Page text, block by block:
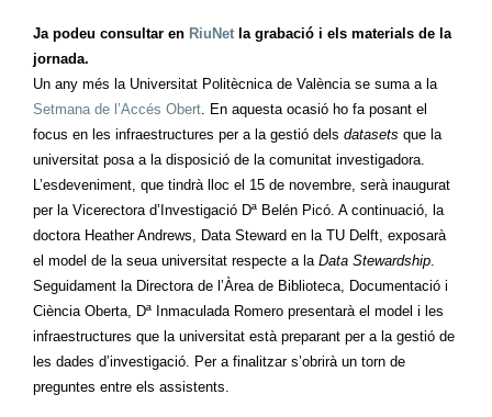
Ja podeu consultar en RiuNet la grabació i els materials de la
jornada.
Un any més la Universitat Politècnica de València se suma a la
Setmana de l’Accés Obert. En aquesta ocasió ho fa posant el
focus en les infraestructures per a la gestió dels datasets que la
universitat posa a la disposició de la comunitat investigadora.
L’esdeveniment, que tindrà lloc el 15 de novembre, serà inaugurat
per la Vicerectora d’Investigació Dª Belén Picó. A continuació, la
doctora Heather Andrews, Data Steward en la TU Delft, exposarà
el model de la seua universitat respecte a la Data Stewardship.
Seguidament la Directora de l’Àrea de Biblioteca, Documentació i
Ciència Oberta, Dª Inmaculada Romero presentarà el model i les
infraestructures que la universitat està preparant per a la gestió de
les dades d’investigació. Per a finalitzar s’obrirà un torn de
preguntes entre els assistents.